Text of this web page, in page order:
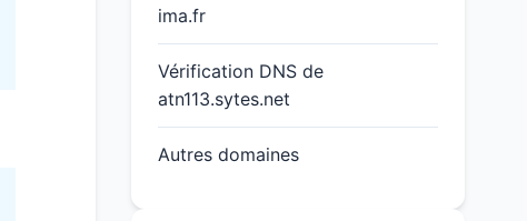
ima.fr
Vérification DNS de
atn113.sytes.net
Autres domaines